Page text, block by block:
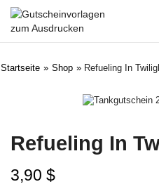
Startseite » Shop » Refueling In
Refueling In
3,90 $